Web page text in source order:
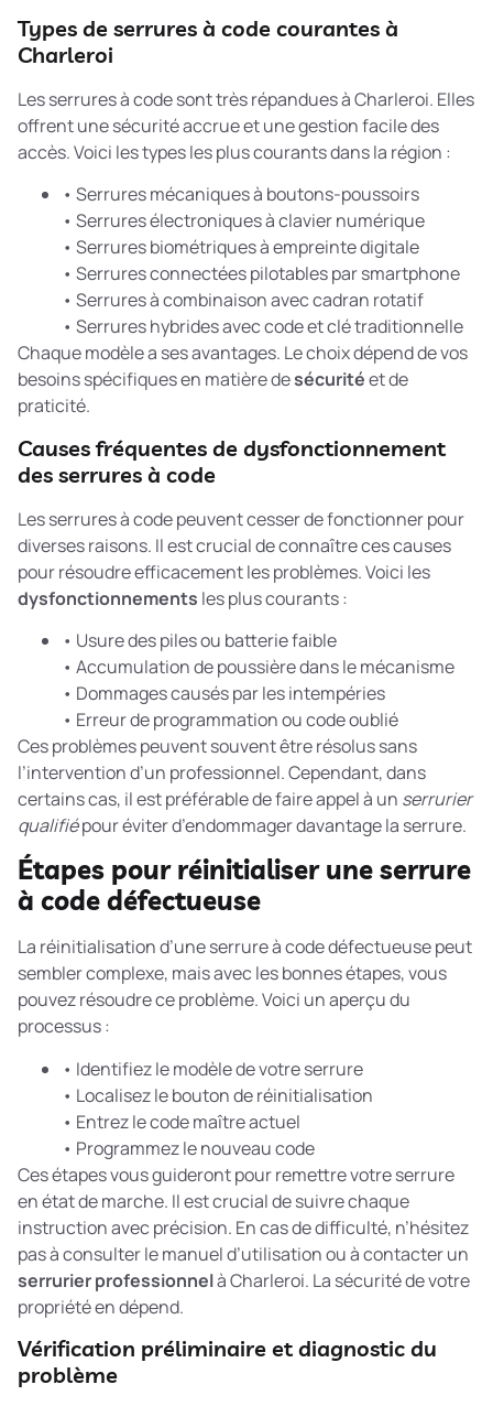
Types de serrures à code courantes à
Charleroi
Les serrures à code sont très répandues à Charleroi. Elles
offrent une sécurité accrue et une gestion facile des
accès. Voici les types les plus courants dans la région :
• Serrures mécaniques à boutons-poussoirs
• Serrures électroniques à clavier numérique
• Serrures biométriques à empreinte digitale
• Serrures connectées pilotables par smartphone
• Serrures à combinaison avec cadran rotatif
• Serrures hybrides avec code et clé traditionnelle
Chaque modèle a ses avantages. Le choix dépend de vos
besoins spécifiques en matière desécuritéet de
praticité.
Causes fréquentes de dysfonctionnement
des serrures à code
Les serrures à code peuvent cesser de fonctionner pour
diverses raisons. Il est crucial de connaître ces causes
pour résoudre efficacement les problèmes. Voici les
dysfonctionnements les plus courants :
• Usure des piles ou batterie faible
• Accumulation de poussière dans le mécanisme
• Dommages causés par les intempéries
• Erreur de programmation ou code oublié
Ces problèmes peuvent souvent être résolus sans
l’intervention d’un professionnel. Cependant, dans
certains cas, il est préférable de faire appel à un serrurier
qualifiépour éviter d’endommager davantage la serrure.
Étapes pour réinitialiser une serrure
à code défectueuse
La réinitialisation d’une serrure à code défectueuse peut
sembler complexe, mais avec les bonnes étapes, vous
pouvez résoudre ce problème. Voici un aperçu du
processus :
• Identifiez le modèle de votre serrure
• Localisez le bouton de réinitialisation
• Entrez le code maître actuel
• Programmez le nouveau code
Ces étapes vous guideront pour remettre votre serrure
en état de marche. Il est crucial de suivre chaque
instruction avec précision. En cas de difficulté, n’hésitez
pas à consulter le manuel d’utilisation ou à contacter un
serrurier professionnelà Charleroi. La sécurité de votre
propriété en dépend.
Vérification préliminaire et diagnostic du
problème